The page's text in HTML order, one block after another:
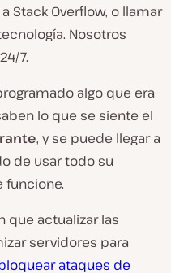
Stack Overflow, o llamar
Nosotros
7.
algo que era
lo que se siente el
, y se puede llegar a
de usar todo su
funcione.
que actualizar las
servidores para
ataques de